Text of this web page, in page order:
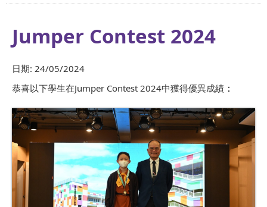
Jumper Contest 2024
日期: 24/05/2024
恭喜以下學生在Jumper Contest 2024中獲得優異成績 ：